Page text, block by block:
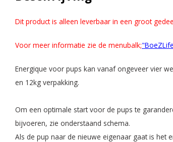
Dit product is alleen leverbaar in een groot
Voor meer informatie zie de menubalk;
Energique voor pups kan vanaf ongeveer vier
en 12kg verpakking.
Om een optimale start voor de pups te
bijvoeren, zie onderstaand schema.
Als de pup naar de nieuwe eigenaar gaat is het